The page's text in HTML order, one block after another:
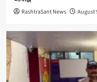
RashtraSant News August